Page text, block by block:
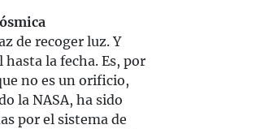
de recoger luz. Y
la fecha. Es, por
no es un orificio,
la NASA, ha sido
por el sistema de